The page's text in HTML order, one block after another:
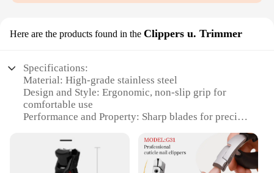
Here are the products found in the Clippers u. Trimmer
Specifications:
Material: High-grade stainless steel
Design and Style: Ergonomic, non-slip grip for
comfortable use
Performance and Property: Sharp blades for precise
Parts and Accessories: Includes multiple
attachments for versatile grooming
Usage and Purpose: Ideal for professional and home